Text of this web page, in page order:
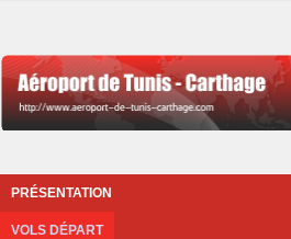
PRÉSENTATION
VOLS DÉPART